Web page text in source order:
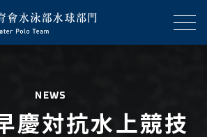
NEWS
慶対抗水上競技